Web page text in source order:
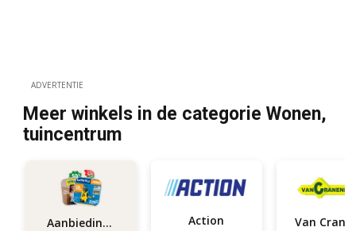
ADVERTENTIE
Meer winkels in de categorie Wonen,
tuincentrum
Aanbiedingen Action